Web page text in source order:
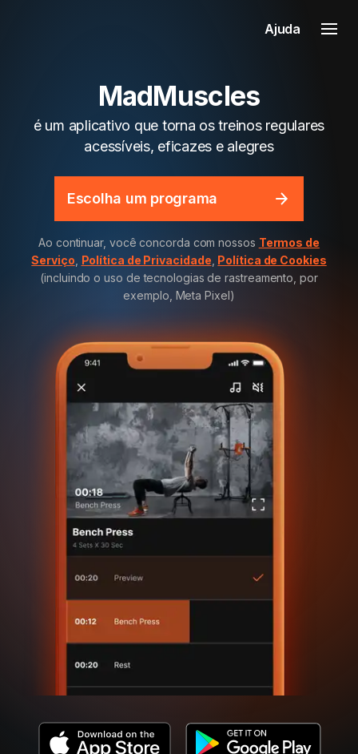
Ajuda
MadMuscles
é um aplicativo que torna os treinos regulares
acessíveis, eficazes e alegres
Escolha um programa
Ao continuar, você concorda com nossos Termos de
Serviço Política de Privacidade Política de Cookies
(incluindo o uso de tecnologias de rastreamento, por
exemplo, Meta Pixel)